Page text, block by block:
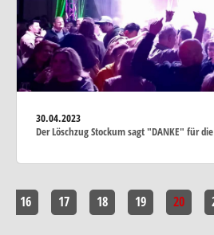
30.04.2023
Der Löschzug Stockum sagt "DANKE" für
16 17 18 19 20